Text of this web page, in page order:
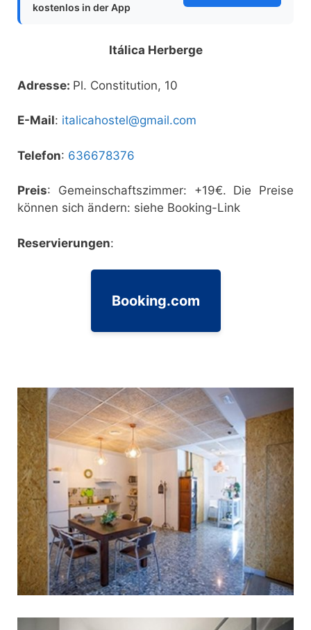
kostenlos in der App
Itálica Herberge
Adresse: Pl. Constitution, 10
E-Mail: italicahostel@gmail.com
Telefon: 636678376
Preis: Gemeinschaftszimmer: +19€. Die Preise
können sich ändern: siehe Booking-Link
Reservierungen:
Booking.com